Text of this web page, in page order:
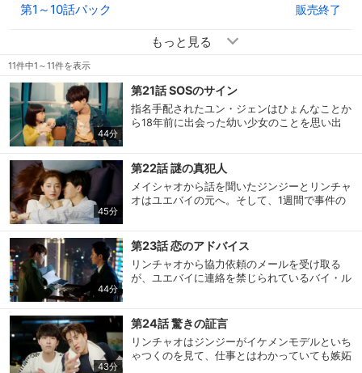
第1～10話パック 販売終了
第21話～第31話パック
11件中1～11件を表示
44分
第21話 SOSのサイン
指名手配されたユン・ジェンはひょんなことか
ら18年前に出会った幼い少女のことを思い出
たちに捕まり休眠させられることに。そこで彼
らに頼みこんでメイシャオにお別れの電話をし
た彼は、彼女だけにわかるSOSのサインを伝え
て…。
45分
第22話 謎の真犯人
メイシャオから話を聞いたジンジーとリンチャ
オはユエバイの元へ。そして、1週間で事件の
で隠していたことも正直に打ち明け、一緒に真
犯人を追い始める。一方、ユン・ジェンは命の
恩人であるメイシャオにすっかりメロメロにな
って…。
44分
第23話 恋のアドバイス
リンチャオから協力依頼のメールを受け取る
が、ユエバイに連絡を禁じられているバイ・ル
の愛に気づかせるためユン・ジェンにはわざと
冷たくするようにと言う。その頃、リンチャオ
はフィアンセから夫に昇格したいと考えていた
が…。
43分
第24話 驚きの証言
リンチャオはジンジーがイケメンモデルといち
ゃつくのを見て、仕事とはわかっていても嫉妬